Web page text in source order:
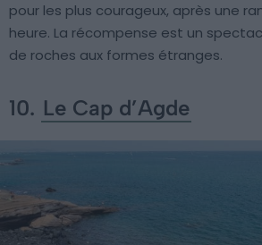
pour les plus courageux, après une
heure. La récompense est un
de roches aux formes étranges.
10. Le Cap d’Agde